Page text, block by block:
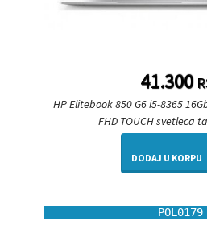
41.300
HP Elitebook 850 G6 i5-8365
FHD TOUCH svetleca
DODAJ U KORPU
POL0179